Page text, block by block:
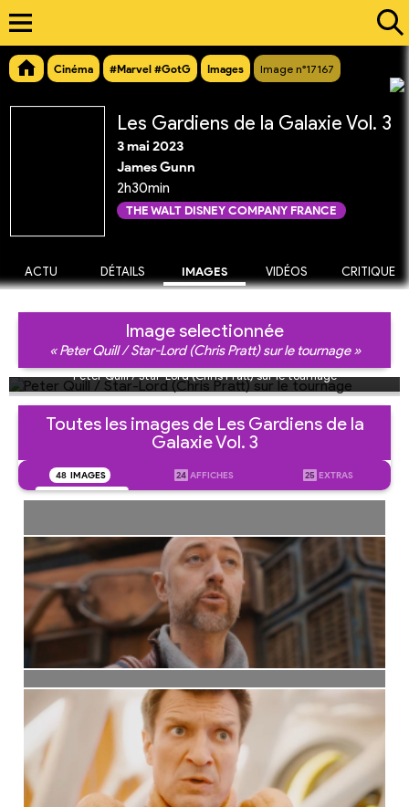
Cinéma #Marvel #GotG Images Image n°17167
Les Gardiens de la Galaxie Vol. 3
3 mai 2023
James Gunn
2h30min
THE WALT DISNEY COMPANY FRANCE
ACTU DÉTAILS IMAGES VIDÉOS CRITIQUE
Image selectionnée
« Peter Quill / Star-Lord (Chris Pratt) sur le tournage »
Peter Quill / Star-Lord (Chris Pratt) sur le tournage
Toutes les images de Les Gardiens de la
Galaxie Vol. 3
48 IMAGES 24 AFFICHES 25 EXTRAS